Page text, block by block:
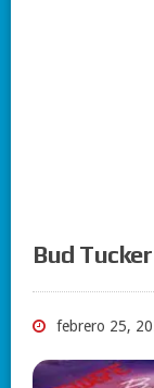
Bud
febrero 25,